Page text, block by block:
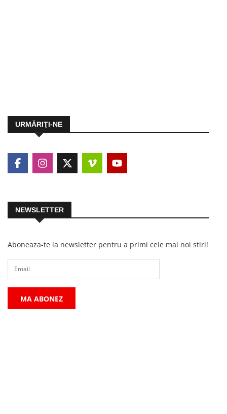
URMĂRIŢI-NE
NEWSLETTER
Aboneaza-te la newsletter pentru a primi cele mai noi stiri!
MA ABONEZ